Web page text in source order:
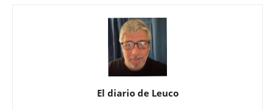
El diario de Leuco